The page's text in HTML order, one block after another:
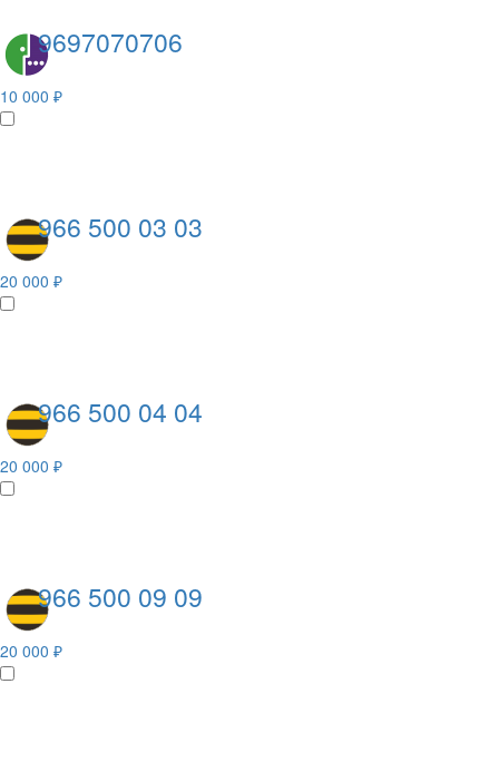
9697070706
10 000 ₽
966 500 03 03
20 000 ₽
966 500 04 04
20 000 ₽
966 500 09 09
20 000 ₽